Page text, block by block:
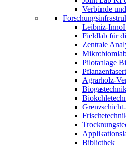
Verbünde
Leibniz-
Fieldlab für
Zentrale
Pilotanlage
Agrarholz-
Bibliothek